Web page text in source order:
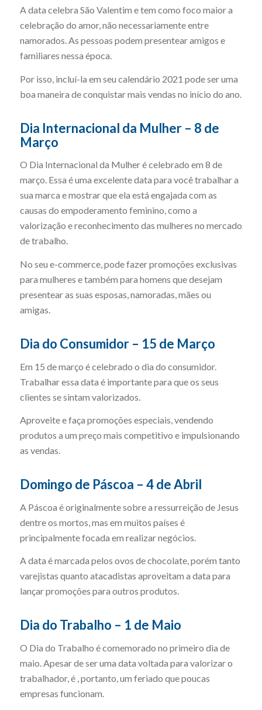
A data celebra São Valentim e tem como foco maior a
celebração do amor, não necessariamente entre
namorados. As pessoas podem presentear amigos e
familiares nessa época.
Por isso, incluí-la em seu calendário 2021 pode ser uma
boa maneira de conquistar mais vendas no início do ano.
Dia Internacional da Mulher – 8 de
Março
O Dia Internacional da Mulher é celebrado em 8 de
março. Essa é uma excelente data para você trabalhar a
sua marca e mostrar que ela está engajada com as
causas do empoderamento feminino, como a
valorização e reconhecimento das mulheres no mercado
de trabalho.
No seu e-commerce, pode fazer promoções exclusivas
para mulheres e também para homens que desejam
presentear as suas esposas, namoradas, mães ou
amigas.
Dia do Consumidor – 15 de Março
Em 15 de março é celebrado o dia do consumidor.
Trabalhar essa data é importante para que os seus
clientes se sintam valorizados.
Aproveite e faça promoções especiais, vendendo
produtos a um preço mais competitivo e impulsionando
as vendas.
Domingo de Páscoa – 4 de Abril
A Páscoa é originalmente sobre a ressurreição de Jesus
dentre os mortos, mas em muitos países é
principalmente focada em realizar negócios.
A data é marcada pelos ovos de chocolate, porém tanto
varejistas quanto atacadistas aproveitam a data para
lançar promoções para outros produtos.
Dia do Trabalho – 1 de Maio
O Dia do Trabalho é comemorado no primeiro dia de
maio. Apesar de ser uma data voltada para valorizar o
trabalhador, é , portanto, um feriado que poucas
empresas funcionam.